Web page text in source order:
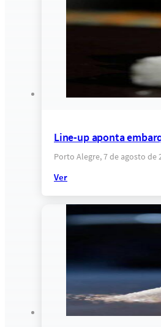
Line-up aponta
Porto Alegre, 7 de agosto
Ver